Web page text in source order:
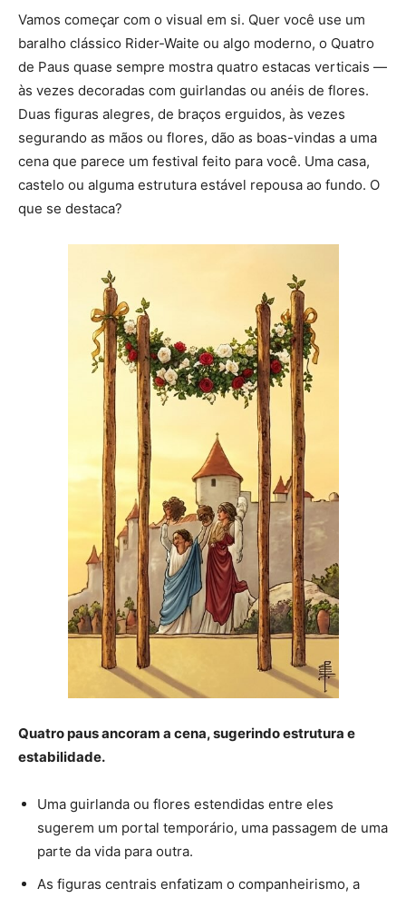
Vamos começar com o visual em si. Quer você use um
baralho clássico Rider-Waite ou algo moderno, o Quatro
de Paus quase sempre mostra quatro estacas verticais —
às vezes decoradas com guirlandas ou anéis de flores.
Duas figuras alegres, de braços erguidos, às vezes
segurando as mãos ou flores, dão as boas-vindas a uma
cena que parece um festival feito para você. Uma casa,
castelo ou alguma estrutura estável repousa ao fundo. O
que se destaca?
Quatro paus ancoram a cena, sugerindo estrutura e
estabilidade.
Uma guirlanda ou flores estendidas entre eles
sugerem um portal temporário, uma passagem de uma
parte da vida para outra.
As figuras centrais enfatizam o companheirismo, a